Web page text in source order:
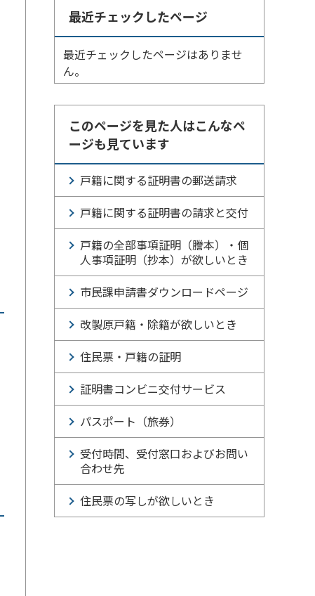
最近チェックしたページ
最近チェックしたページはありませ
ん。
このページを見た人はこんなペ
ージも見ています
戸籍に関する証明書の郵送請求
戸籍に関する証明書の請求と交付
戸籍の全部事項証明（謄本）・個
人事項証明（抄本）が欲しいとき
市民課申請書ダウンロードページ
改製原戸籍・除籍が欲しいとき
住民票・戸籍の証明
証明書コンビニ交付サービス
パスポート（旅券）
受付時間、受付窓口およびお問い
合わせ先
住民票の写しが欲しいとき